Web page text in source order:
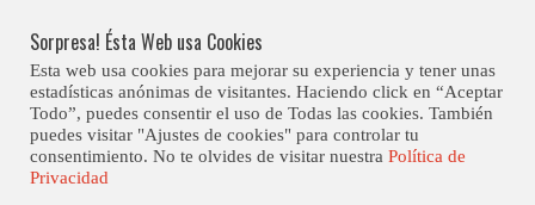
content
Club Contest.
Sorpresa! Ésta Web usa Cookies
Esta web usa cookies para mejorar su experiencia y tener unas
estadísticas anónimas de visitantes. Haciendo click en “Aceptar
Todo”, puedes consentir el uso de Todas las cookies. También
puedes visitar "Ajustes de cookies" para controlar tu
consentimiento. No te olvides de visitar nuestra Política de
Privacidad